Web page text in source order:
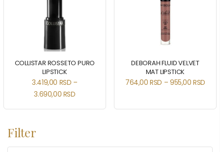
COLLISTAR ROSSETO PURO
LIPSTICK
3.419,00 RSD –
3.690,00 RSD
DEBORAH FLUID VELVET
MAT LIPSTICK
764,00RSD – 955,00RSD
Filter